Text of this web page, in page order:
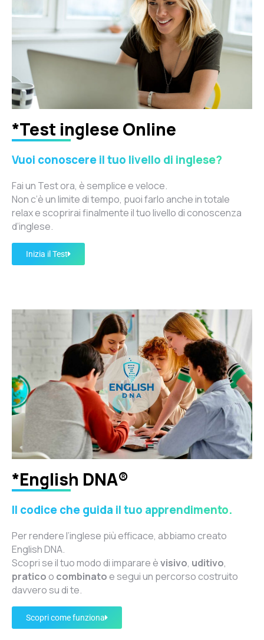
*Test inglese Online
Vuoi conoscere il tuo livello di inglese?
Fai un Test ora, è semplice e veloce.
Non c’è un limite di tempo, puoi farlo anche in totale
relax e scoprirai finalmente il tuo livello di conoscenza
d’inglese.
Inizia il Test
*English DNA®
Il codice che guida il tuo apprendimento.
Per rendere l’inglese più efficace, abbiamo creato
English DNA.
Scopri se il tuo modo di imparare èvisivo, uditivo,
pratico o combinato e segui un percorso costruito
davvero su di te.
Scopri come funziona